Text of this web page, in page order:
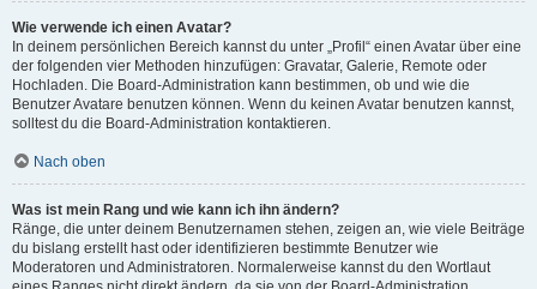
Wie verwende ich einen Avatar?
In deinem persönlichen Bereich kannst du unter „Profil“ einen Avatar über eine
der folgenden vier Methoden hinzufügen: Gravatar, Galerie, Remote oder
Hochladen. Die Board-Administration kann bestimmen, ob und wie die
Benutzer Avatare benutzen können. Wenn du keinen Avatar benutzen kannst,
solltest du die Board-Administration kontaktieren.
Nach oben
Was ist mein Rang und wie kann ich ihn ändern?
Ränge, die unter deinem Benutzernamen stehen, zeigen an, wie viele Beiträge
du bislang erstellt hast oder identifizieren bestimmte Benutzer wie
Moderatoren und Administratoren. Normalerweise kannst du den Wortlaut